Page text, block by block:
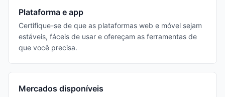
Plataforma e app
Certifique-se de que as plataformas web e móvel sejam
estáveis, fáceis de usar e ofereçam as ferramentas de
que você precisa.
Mercados disponíveis